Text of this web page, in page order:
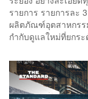
รายการ รายการละ
ผลิตภัณฑ์อุตสาหกรร
กำกับดูแลใหม่ที่ยกร